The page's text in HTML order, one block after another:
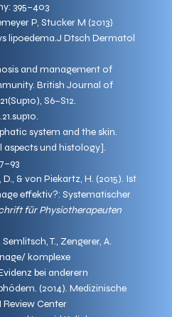
395–403
P, Stucker M (2013)
lipoedema.J Dtsch Dermatol
and management of
British Journal of
S6–S12.
system and the skin.
und histology].
& von Piekartz, H. (2015). Ist
effektiv?: Systematischer
für Physiotherapeuten
T., Zengerer, A.
komplexe
bei anderern
(2014). Medizinische
Review Center